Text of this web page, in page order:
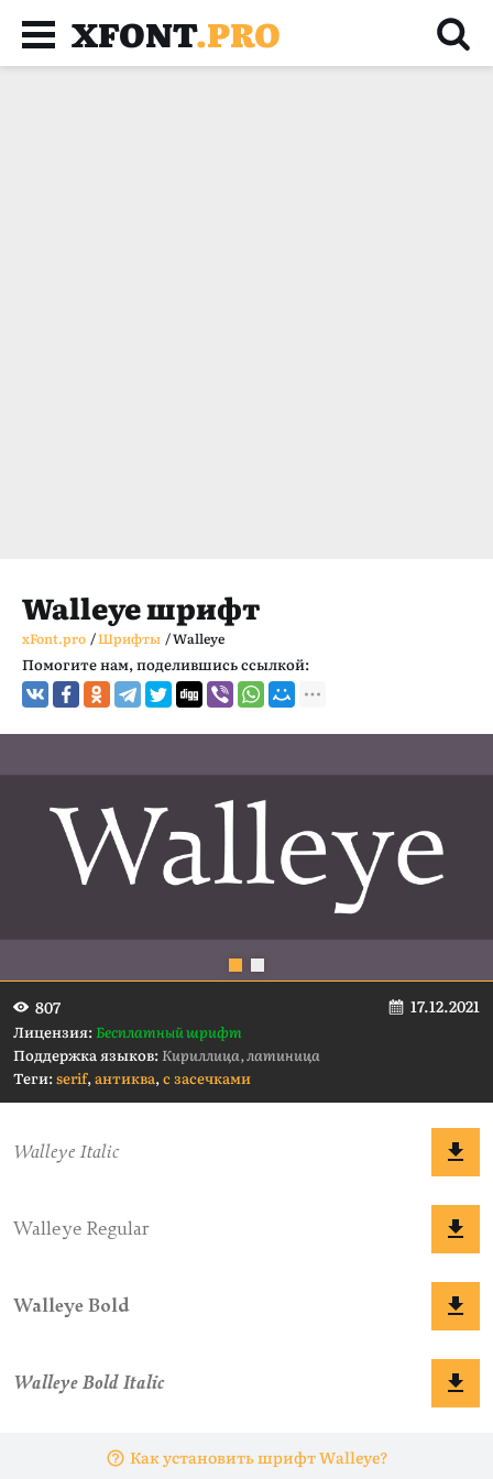
XFONT.PRO
Walleye шрифт
xFont.pro /Шрифты /Walleye
Помогите нам, поделившись ссылкой:
807 17.12.2021
Лицензия:Бесплатный шрифт
Поддержка языков:Кириллица, латиница
Теги:serif,антиква,с засечками
Как установить шрифт Walleye?